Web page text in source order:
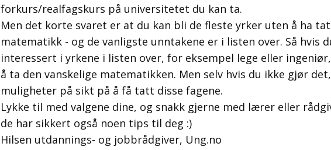
forkurs/realfagskurs på universitetet du kan ta.
Men det korte svaret er at du kan bli de fleste yrker uten å ha
matematikk - og de vanligste unntakene er i listen over. Så hvis
interessert i yrkene i listen over, for eksempel lege eller
å ta den vanskelige matematikken. Men selv hvis du ikke gjør
muligheter på sikt på å få tatt disse fagene.
Lykke til med valgene dine, og snakk gjerne med lærer eller
de har sikkert også noen tips til deg :)
Hilsen utdannings- og jobbrådgiver, Ung.no